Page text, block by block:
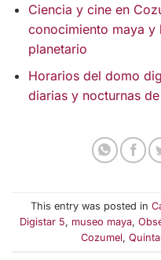
Ciencia y cine en
conocimiento maya y
planetario
Horarios del domo
diarias y nocturnas
This entry was posted in
Digistar 5, museo maya,
Cozumel,